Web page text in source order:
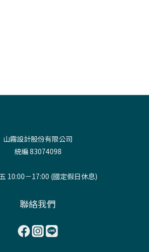
山霧設計股份有限公司
統編 83074098
10:00－17:00 (國定假日休息)
聯絡我們